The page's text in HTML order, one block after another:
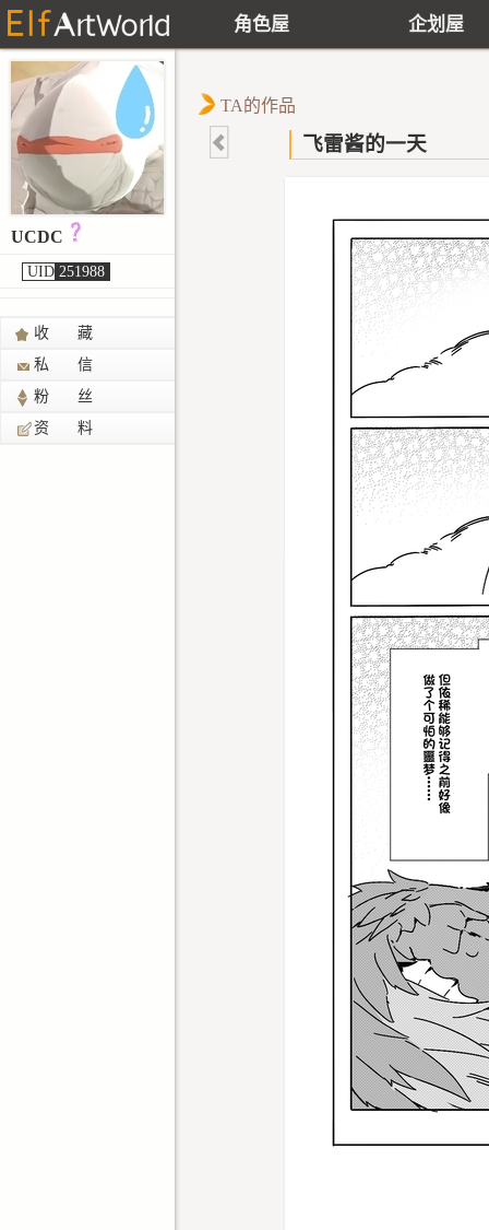
角色屋 企划屋
UCDC
UID 251988
收 藏
私 信
粉 丝
资 料
TA的作品
飞雷酱的一天